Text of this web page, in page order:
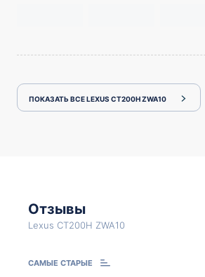
ПОКАЗАТЬ ВСЕ LEXUS CT200H ZWA10
Отзывы
Lexus CT200H ZWA10
САМЫЕ СТАРЫЕ